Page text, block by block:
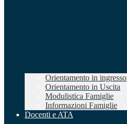
Orientamento in ingresso
Orientamento in Uscita
Modulistica Famiglie
Informazioni Famiglie
Docenti e ATA